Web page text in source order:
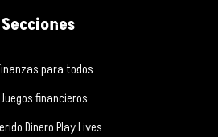
Secciones
para todos
Juegos financieros
Dinero Play Lives